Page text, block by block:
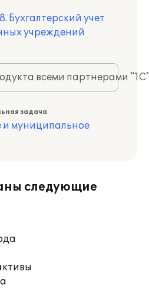
Бухгалтерский учет
учреждений
всеми партнерами
задача
и муниципальное
следующие